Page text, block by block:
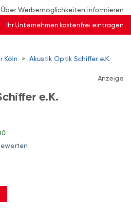
Über Werbemöglichkeiten informieren
Ihr Unternehmen kostenfrei eintragen
Köln > Akustik Optik Schiffer e.K.
Anzeige
e.K.